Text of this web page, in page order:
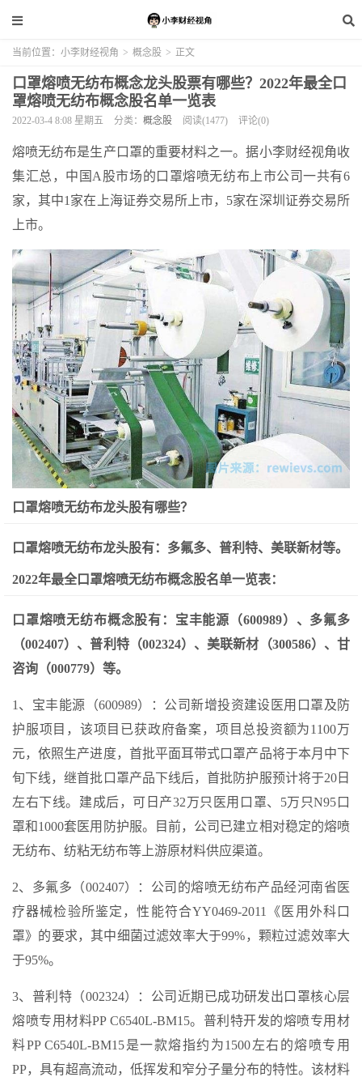
当前位置： 小李财经视角 > 概念股 > 正文
口罩熔喷无纺布概念龙头股票有哪些？2022年最全口
罩熔喷无纺布概念股名单一览表
2022-03-4 8:08 星期五 分类： 概念股 阅读(1477) 评论(0)
熔喷无纺布是生产口罩的重要材料之一。据小李财经视角收
集汇总，中国A股市场的口罩熔喷无纺布上市公司一共有6
家，其中1家在上海证券交易所上市，5家在深圳证券交易所
上市。
口罩熔喷无纺布龙头股有哪些？
口罩熔喷无纺布龙头股有：多氟多、普利特、美联新材等。
2022年最全口罩熔喷无纺布概念股名单一览表：
口罩熔喷无纺布概念股有：宝丰能源（600989）、多氟多
（002407）、普利特（002324）、美联新材（300586）、甘
咨询（000779）等。
1、宝丰能源（600989）：公司新增投资建设医用口罩及防
护服项目，该项目已获政府备案，项目总投资额为1100万
元，依照生产进度，首批平面耳带式口罩产品将于本月中下
旬下线，继首批口罩产品下线后，首批防护服预计将于20日
左右下线。建成后，可日产32万只医用口罩、5万只N95口
罩和1000套医用防护服。目前，公司已建立相对稳定的熔喷
无纺布、纺粘无纺布等上游原材料供应渠道。
2、多氟多（002407）：公司的熔喷无纺布产品经河南省医
疗器械检验所鉴定，性能符合YY0469-2011《医用外科口
罩》的要求，其中细菌过滤效率大于99%，颗粒过滤效率大
于95%。
3、普利特（002324）：公司近期已成功研发出口罩核心层
熔喷专用材料PP C6540L-BM15。普利特开发的熔喷专用材
料PP C6540L-BM15是一款熔指约为1500左右的熔喷专用
PP，具有超高流动，低挥发和窄分子量分布的特性。该材料